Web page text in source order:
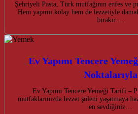
Şehriyeli Pasta, Türk mutfağının enfes ve
Hem yapımı kolay hem de lezzetiyle
bırakır.…
Ev Yapımı Tencere
Noktalarıyla
Ev Yapımı Tencere Yemeği Tarifi –
mutfaklarınızda lezzet şöleni yaşatmaya
en sevdiğiniz…